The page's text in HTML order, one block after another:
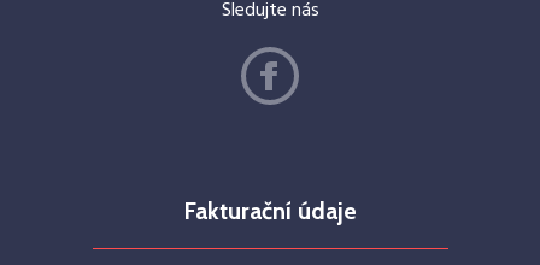
Sledujte nás
Fakturační údaje